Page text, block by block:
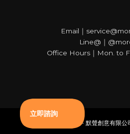
Email｜
Line@｜
Office Hours｜Mon. to
© Copyright - 默聲創意有限